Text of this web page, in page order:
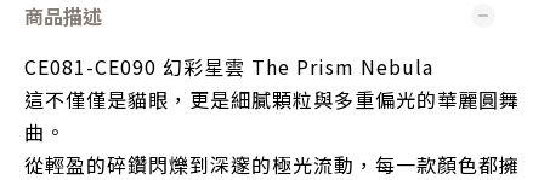
商品描述
CE081-CE090 幻彩星雲 The Prism Nebula
這不僅僅是貓眼，更是細膩顆粒與多重偏光的華麗圓舞
曲。
從輕盈的碎鑽閃爍到深邃的極光流動，每一款顏色都擁